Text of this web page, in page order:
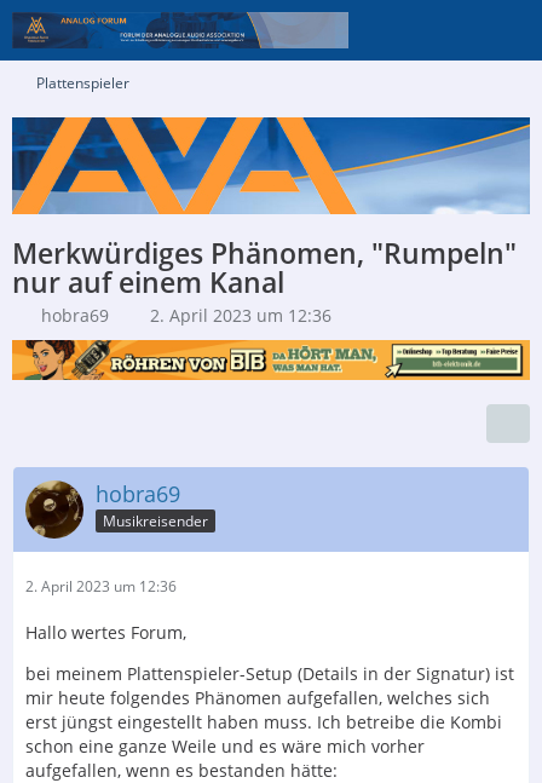
Plattenspieler
Merkwürdiges Phänomen, "Rumpeln"
nur auf einem Kanal
hobra69 2. April 2023 um 12:36
hobra69
Musikreisender
2. April 2023 um 12:36
Hallo wertes Forum,
bei meinem Plattenspieler-Setup (Details in der Signatur) ist
mir heute folgendes Phänomen aufgefallen, welches sich
erst jüngst eingestellt haben muss. Ich betreibe die Kombi
schon eine ganze Weile und es wäre mich vorher
aufgefallen, wenn es bestanden hätte: